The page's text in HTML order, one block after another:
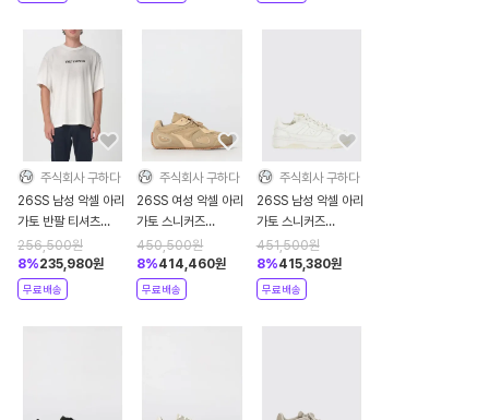
주식회사 구하다
26SS 남성 악셀 아리
가토 반팔 티셔츠
A3543002 White
256,500원
8%235,980원
무료배송
주식회사 구하다
26SS 여성 악셀 아리
가토 스니커즈
F3925003 Beige
450,500원
8%414,460원
무료배송
주식회사 구하다
26SS 남성 악셀 아리
가토 스니커즈
F3528001 White
451,500원
8%415,380원
무료배송